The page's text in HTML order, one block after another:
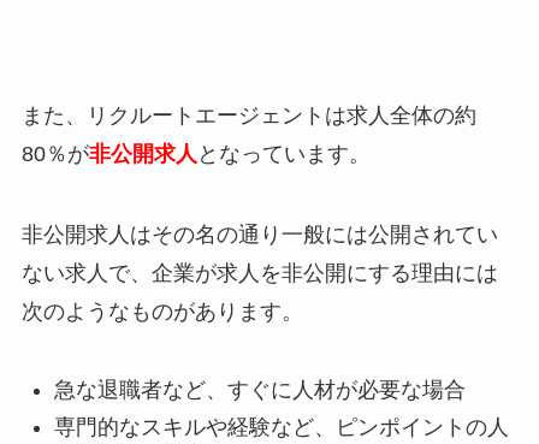
また、リクルートエージェントは求人全体の約
80％が非公開求人 となっています。
非公開求人はその名の通り一般には公開されてい
ない求人で、企業が求人を非公開にする理由には
次のようなものがあります。
急な退職者など、すぐに人材が必要な場合
専門的なスキルや経験など、ピンポイントの人